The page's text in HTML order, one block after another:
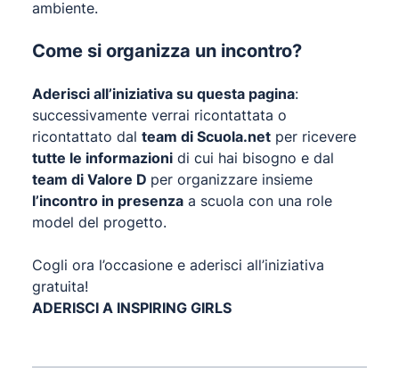
ambiente.
Come si organizza un incontro?
Aderisci all’iniziativa su questa pagina:
successivamente verrai ricontattata o
ricontattato dal team di Scuola.net per ricevere
tutte le informazioni di cui hai bisogno e dal
team di Valore D per organizzare insieme
l’incontro in presenza a scuola con una role
model del progetto.
Cogli ora l’occasione e aderisci all’iniziativa
gratuita!
ADERISCI A INSPIRING GIRLS